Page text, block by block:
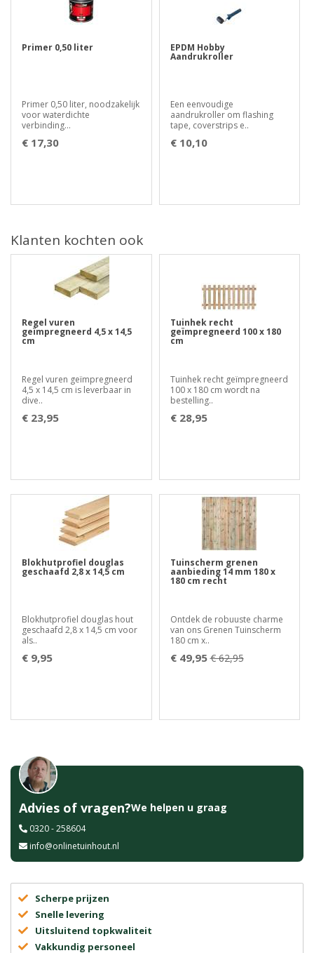
Primer 0,50 liter
Primer 0,50 liter, noodzakelijk
voor waterdichte
verbinding...
€ 17,30
EPDM Hobby
Aandrukroller
Een eenvoudige
aandrukroller om flashing
tape, coverstrips e..
€ 10,10
Klanten kochten ook
Regel vuren
geïmpregneerd 4,5 x 14,5
cm
Regel vuren geïmpregneerd
4,5 x 14,5 cm is leverbaar in
dive..
€ 23,95
Tuinhek recht
geïmpregneerd 100 x 180
cm
Tuinhek recht geïmpregneerd
100 x 180 cm wordt na
bestelling..
€ 28,95
Blokhutprofiel douglas
geschaafd 2,8 x 14,5 cm
Blokhutprofiel douglas hout
geschaafd 2,8 x 14,5 cm voor
als..
€ 9,95
Tuinscherm grenen
aanbieding 14 mm 180 x
180 cm recht
Ontdek de robuuste charme
van ons Grenen Tuinscherm
180 cm x..
€ 49,95 € 62,95
Advies of vragen?We helpen u graag
0320 - 258604
info@onlinetuinhout.nl
Scherpe prijzen
Snelle levering
Uitsluitend topkwaliteit
Vakkundig personeel